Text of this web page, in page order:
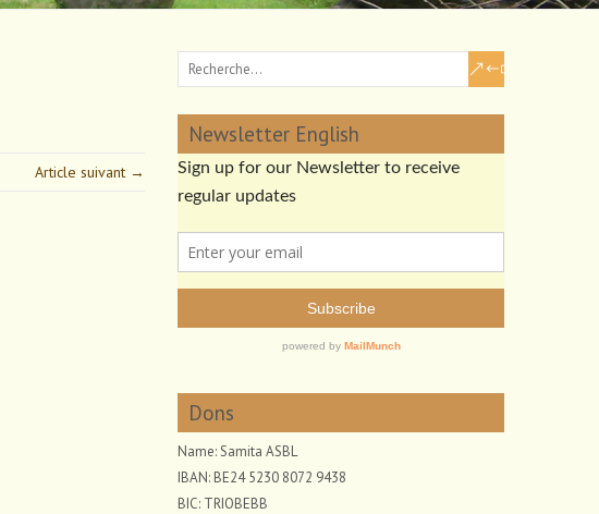
Article suivant →
Newsletter English
Dons
Name: Samita ASBL
IBAN: BE24 5230 8072 9438
BIC: TRIOBEBB